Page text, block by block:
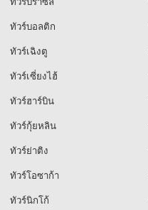
ทัวร์บอลติก
ทัวร์เฉิงตู
ทัวร์เซี่ยงไฮ้
ทัวร์ฮาร์บิน
ทัวร์กุ้ยหลิน
ทัวร์ย่าติง
ทัวร์โอซาก้า
ทัวร์นิกโก้